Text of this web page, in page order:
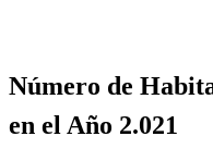
Número de
en el Año 2.021